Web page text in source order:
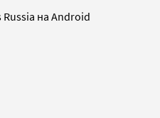
на Android